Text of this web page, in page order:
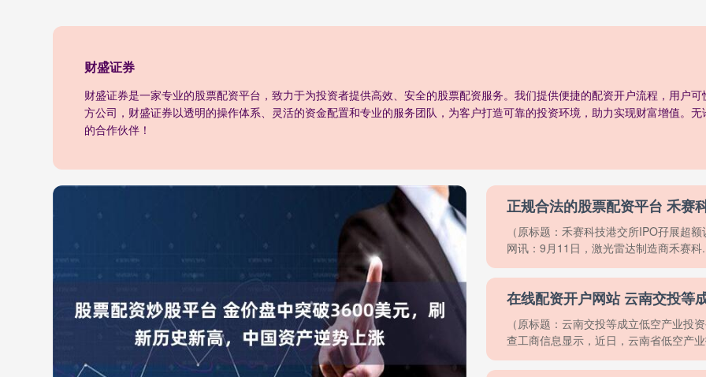
财盛证券
财盛证券是一家专业的股票配资平台，致力于为投资者提供高效、安全的股票配资服务。我们提供便捷的配资开户流程，用户
方公司，财盛证券以透明的操作体系、灵活的资金配置和专业的服务团队，为客户打造可靠的投资环境，助力实现财富增值。
的合作伙伴！
（原标题：禾赛科技港交所IPO孖展超
网讯：9月11日，激光雷达制造商禾赛科
在线配资开户网站 云南交投等
（原标题：云南交投等成立低空产业投
查工商信息显示，近日，云南省低空产